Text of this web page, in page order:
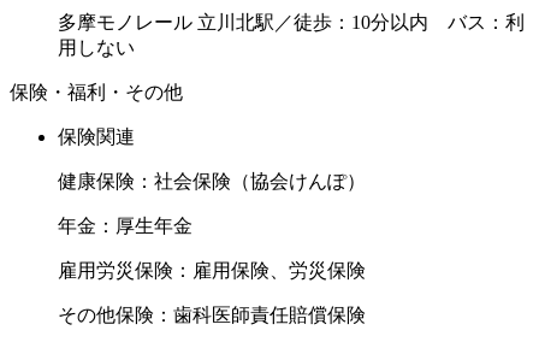
多摩モノレール 立川北駅／徒歩：10分以内 バス：利
用しない
保険・福利・その他
保険関連
健康保険：社会保険（協会けんぽ）
年金：厚生年金
雇用労災保険：雇用保険、労災保険
その他保険：歯科医師責任賠償保険